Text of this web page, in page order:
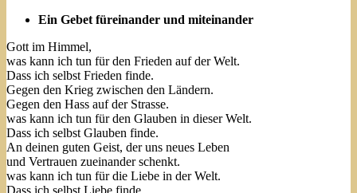
Ein Gebet füreinander und miteinander
Gott im Himmel,
was kann ich tun für den Frieden auf der Welt.
Dass ich selbst Frieden finde.
Gegen den Krieg zwischen den Ländern.
Gegen den Hass auf der Strasse.
was kann ich tun für den Glauben in dieser Welt.
Dass ich selbst Glauben finde.
An deinen guten Geist, der uns neues Leben
und Vertrauen zueinander schenkt.
was kann ich tun für die Liebe in der Welt.
Dass ich selbst Liebe finde.